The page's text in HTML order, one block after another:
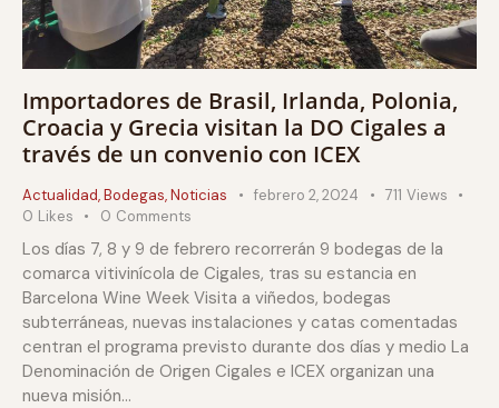
Importadores de Brasil, Irlanda, Polonia,
Croacia y Grecia visitan la DO Cigales a
través de un convenio con ICEX
Actualidad,Bodegas,Noticias febrero 2, 2024 711 Views
0 Likes 0 Comments
Los días 7, 8 y 9 de febrero recorrerán 9 bodegas de la
comarca vitivinícola de Cigales, tras su estancia en
Barcelona Wine Week Visita a viñedos, bodegas
subterráneas, nuevas instalaciones y catas comentadas
centran el programa previsto durante dos días y medio La
Denominación de Origen Cigales e ICEX organizan una
nueva misión…